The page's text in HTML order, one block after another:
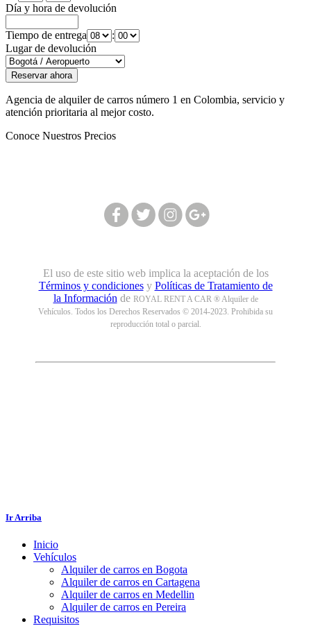
Día y hora de devolución
Tiempo de entrega
:
Lugar de devolución
Agencia de alquiler de carros número 1 en Colombia, servicio y
atención prioritaria al mejor costo.
Conoce Nuestros Precios
El uso de este sitio web implica la aceptación de los
Términos y condicionesy Políticas de Tratamiento de
la Informaciónde ROYAL RENT A CAR ® Alquiler de
Vehículos. Todos los Derechos Reservados © 2014-2023. Prohibida su
reproducción total o parcial.
Ir Arriba
Inicio
Vehículos
Alquiler de carros en Bogota
Alquiler de carros en Cartagena
Alquiler de carros en Medellin
Alquiler de carros en Pereira
Requisitos